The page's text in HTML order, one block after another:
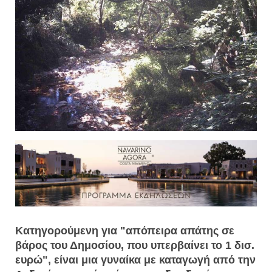
Κατηγορούμενη για "απόπειρα απάτης σε
βάρος του Δημοσίου, που υπερβαίνει το 1 δισ.
ευρώ", είναι μια γυναίκα με καταγωγή από την